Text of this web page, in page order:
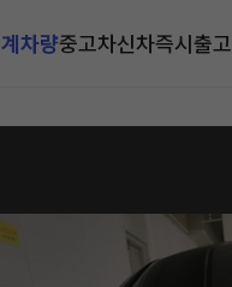
차량중고차신차즉시출고